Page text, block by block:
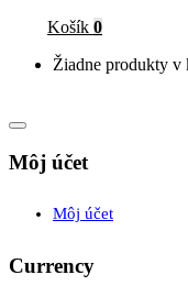
Košík 0
Žiadne produkty v
Môj účet
Môj účet
Currency